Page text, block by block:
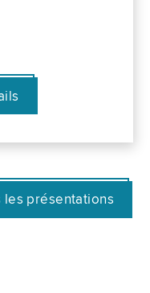
présentations